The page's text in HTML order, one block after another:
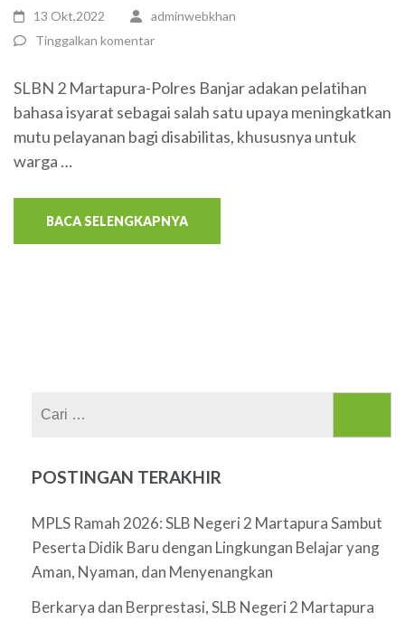
13 Okt,2022
adminwebkhan
Tinggalkan komentar
SLBN 2 Martapura-Polres Banjar adakan pelatihan
bahasa isyarat sebagai salah satu upaya meningkatkan
mutu pelayanan bagi disabilitas, khususnya untuk
warga …
BACA SELENGKAPNYA
POSTINGAN TERAKHIR
MPLS Ramah 2026: SLB Negeri 2 Martapura Sambut
Peserta Didik Baru dengan Lingkungan Belajar yang
Aman, Nyaman, dan Menyenangkan
Berkarya dan Berprestasi, SLB Negeri 2 Martapura